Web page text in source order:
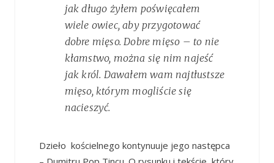
jak długo żyłem poświęcałem
wiele owiec, aby przygotować
dobre mięso. Dobre mięso – to nie
kłamstwo, można się nim najeść
jak król. Dawałem wam najtłustsze
mięso, którym mogliście się
nacieszyć.
Dzieło kościelnego kontynuuje jego następca